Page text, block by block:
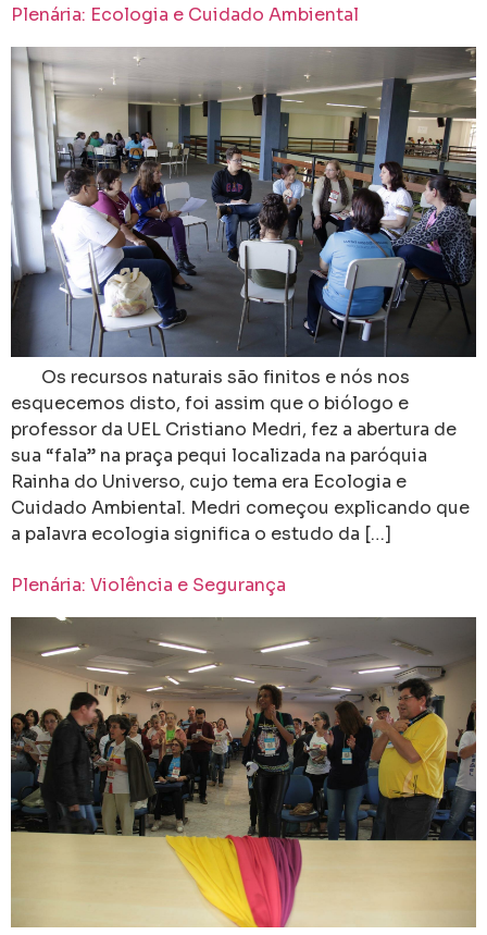
Plenária: Ecologia e Cuidado Ambiental
Os recursos naturais são finitos e nós nos
esquecemos disto, foi assim que o biólogo e
professor da UEL Cristiano Medri, fez a abertura de
sua “fala” na praça pequi localizada na paróquia
Rainha do Universo, cujo tema era Ecologia e
Cuidado Ambiental. Medri começou explicando que
a palavra ecologia significa o estudo da […]
Plenária: Violência e Segurança